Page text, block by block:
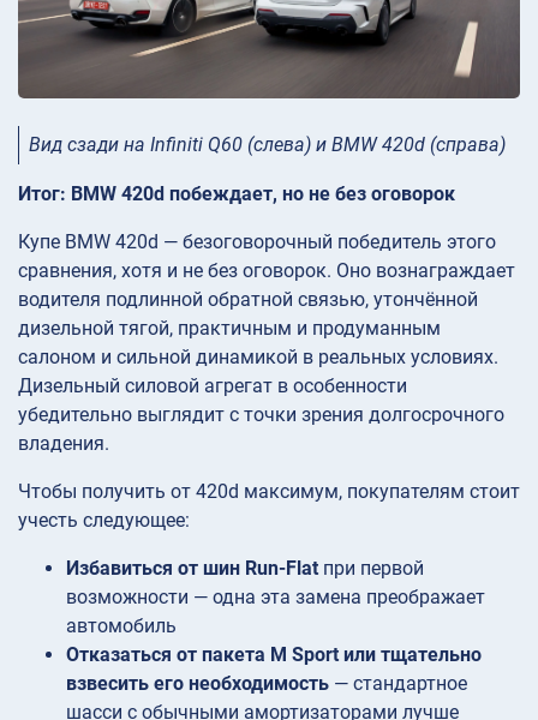
Вид сзади на Infiniti Q60 (слева) и BMW 420d (справа)
Итог: BMW 420d побеждает, но не без оговорок
Купе BMW 420d — безоговорочный победитель этого
сравнения, хотя и не без оговорок. Оно вознаграждает
водителя подлинной обратной связью, утончённой
дизельной тягой, практичным и продуманным
салоном и сильной динамикой в реальных условиях.
Дизельный силовой агрегат в особенности
убедительно выглядит с точки зрения долгосрочного
владения.
Чтобы получить от 420d максимум, покупателям стоит
учесть следующее:
Избавиться от шин Run-Flat при первой
возможности — одна эта замена преображает
автомобиль
Отказаться от пакета M Sport или тщательно
взвесить его необходимость — стандартное
шасси с обычными амортизаторами лучше